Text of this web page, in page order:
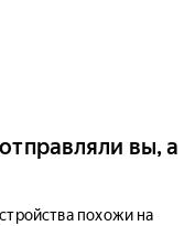
вы, а
похожи на